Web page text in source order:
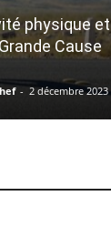
physique et
Cause
- 2 décembre 2023